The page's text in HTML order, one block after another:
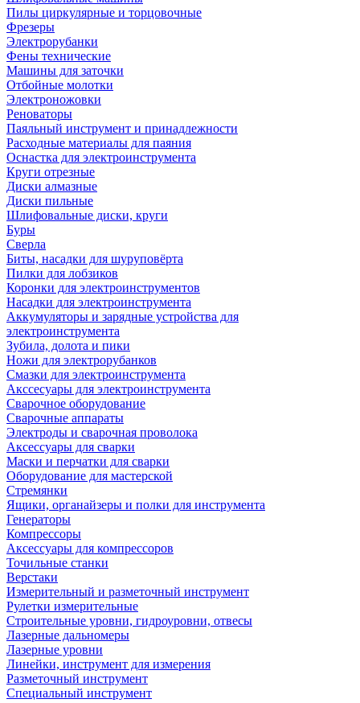
Пилы циркулярные и торцовочные
Фрезеры
Электрорубанки
Фены технические
Машины для заточки
Отбойные молотки
Электроножовки
Реноваторы
Паяльный инструмент и принадлежности
Расходные материалы для паяния
Оснастка для электроинструмента
Круги отрезные
Диски алмазные
Диски пильные
Шлифовальные диски, круги
Буры
Сверла
Биты, насадки для шуруповёрта
Пилки для лобзиков
Коронки для электроинструментов
Насадки для электроинструмента
Аккумуляторы и зарядные устройства для
электроинструмента
Зубила, долота и пики
Ножи для электрорубанков
Смазки для электроинструмента
Акссесуары для электроинструмента
Сварочное оборудование
Сварочные аппараты
Электроды и сварочная проволока
Аксессуары для сварки
Маски и перчатки для сварки
Оборудование для мастерской
Стремянки
Ящики, органайзеры и полки для инструмента
Генераторы
Компрессоры
Аксессуары для компрессоров
Точильные станки
Верстаки
Измерительный и разметочный инструмент
Рулетки измерительные
Строительные уровни, гидроуровни, отвесы
Лазерные дальномеры
Лазерные уровни
Линейки, инструмент для измерения
Разметочный инструмент
Специальный инструмент